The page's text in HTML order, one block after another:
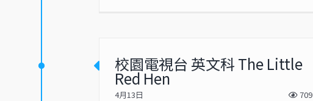
校園電視台 英文科 The Little
Red Hen
4月13日 709